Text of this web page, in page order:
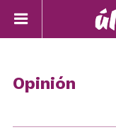
Opinión